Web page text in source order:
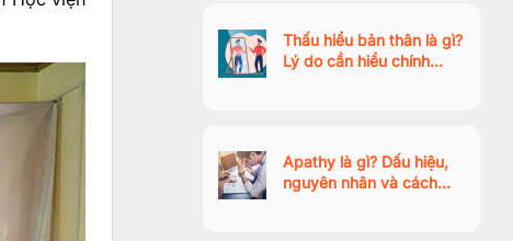
Thấu hiểu bản thân là gì?
Lý do cần hiểu chính
Apathy là gì? Dấu hiệu,
nguyên nhân và cách